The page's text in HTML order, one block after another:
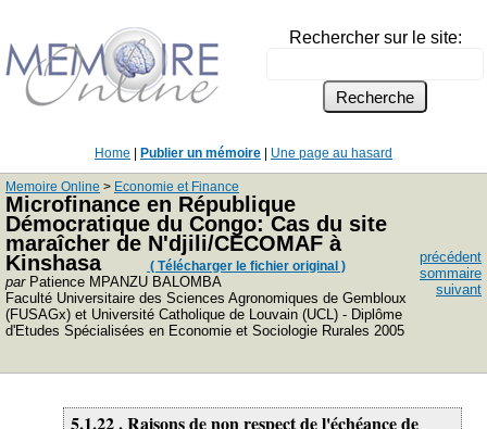
Rechercher sur le site:
Home Publier un mémoire Une page au hasard
Memoire Online > Economie et Finance
Microfinance en République
Démocratique du Congo: Cas du site
maraîcher de N'djili/CECOMAF à
Kinshasa
( Télécharger le fichier original )
parPatience MPANZU BALOMBA
Faculté Universitaire des Sciences Agronomiques de Gembloux
(FUSAGx) et Université Catholique de Louvain (UCL) - Diplôme
d'Etudes Spécialisées en Economie et Sociologie Rurales 2005
précédent
sommaire
suivant
5.1.22 . Raisons de non respect de l'échéance de